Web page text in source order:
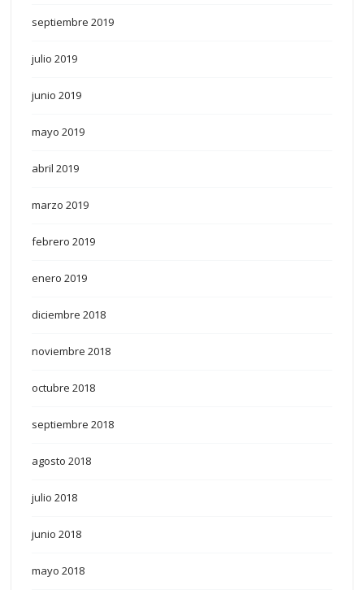
septiembre 2019
julio 2019
junio 2019
mayo 2019
abril 2019
marzo 2019
febrero 2019
enero 2019
diciembre 2018
noviembre 2018
octubre 2018
septiembre 2018
agosto 2018
julio 2018
junio 2018
mayo 2018